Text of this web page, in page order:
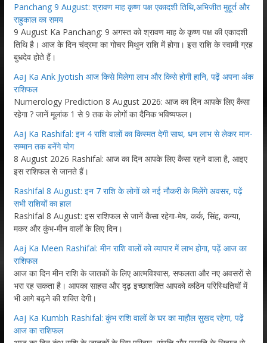
Panchang 9 August: श्रावण माह कृष्ण पक्ष एकादशी तिथि,अभिजीत मुहूर्त और
राहुकाल का समय
9 August Ka Panchang: 9 अगस्त को श्रावण माह के कृष्ण पक्ष की एकादशी
तिथि है। आज के दिन चंद्रमा का गोचर मिथुन राशि में होगा। इस राशि के स्वामी ग्रह
बुधदेव होते हैं।
Aaj Ka Ank Jyotish आज किसे मिलेगा लाभ और किसे होगी हानि, पढ़ें अपना अंक
राशिफल
Numerology Prediction 8 August 2026: आज का दिन आपके लिए कैसा
रहेगा ? जानें मूलांक 1 से 9 तक के लोगों का दैनिक भविष्यफल।
Aaj Ka Rashifal: इन 4 राशि वालों का किस्मत देगी साथ, धन लाभ से लेकर मान-
सम्मान तक बनेंगे योग
8 August 2026 Rashifal: आज का दिन आपके लिए कैसा रहने वाला है, आइए
इस राशिफल से जानते हैं।
Rashifal 8 August: इन 7 राशि के लोगों को नई नौकरी के मिलेंगे अवसर, पढ़ें
सभी राशियों का हाल
Rashifal 8 August: इस राशिफल से जानें कैसा रहेगा-मेष, कर्क, सिंह, कन्या,
मकर और कुंभ-मीन वालों के लिए दिन।
Aaj Ka Meen Rashifal: मीन राशि वालों को व्यापार में लाभ होगा, पढ़ें आज का
राशिफल
आज का दिन मीन राशि के जातकों के लिए आत्मविश्वास, सफलता और नए अवसरों से
भरा रह सकता है। आपका साहस और दृढ़ इच्छाशक्ति आपको कठिन परिस्थितियों में
भी आगे बढ़ने की शक्ति देगी।
Aaj Ka Kumbh Rashifal: कुंभ राशि वालों के घर का माहौल सुखद रहेगा, पढ़ें
आज का राशिफल